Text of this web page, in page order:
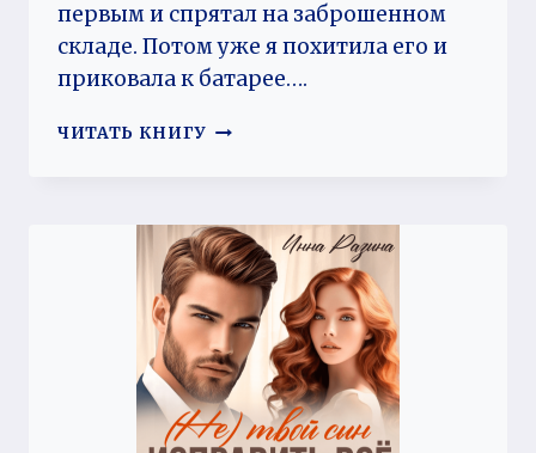
первым и спрятал на заброшенном
складе. Потом уже я похитила его и
приковала к батарее….
ЧИТАТЬ КНИГУ КЛЮЧИ